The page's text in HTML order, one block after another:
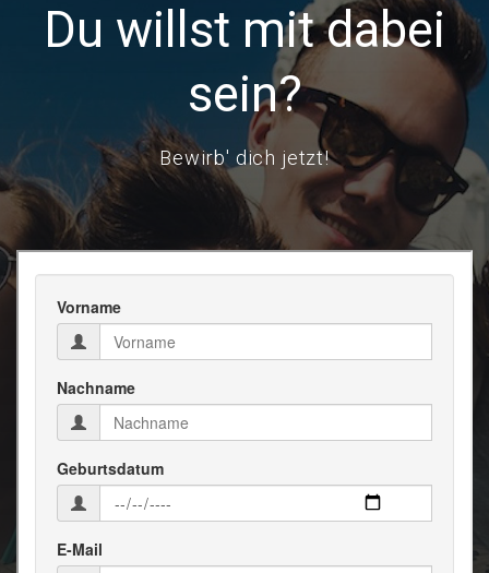
Du willst mit dabei
sein?
Bewirb' dich jetzt!